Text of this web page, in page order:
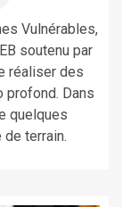
Vulnérables,
soutenu par
réaliser des
profond. Dans
quelques
terrain.